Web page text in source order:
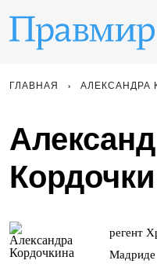
ГЛАВНАЯ АЛЕКСАНДРА
регент
Мадриде